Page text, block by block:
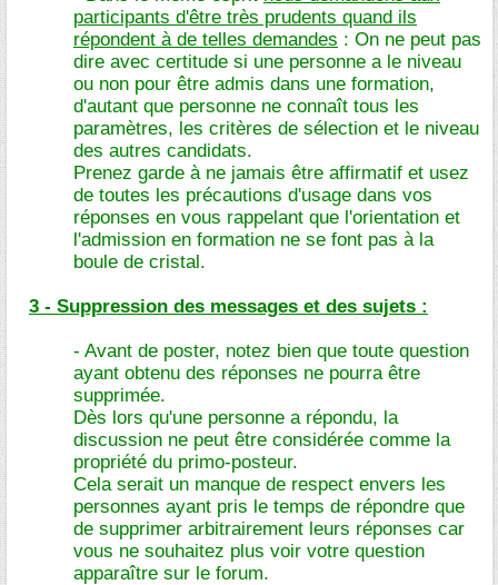
participants d'être très prudents quand ils
répondent à de telles demandes : On ne peut pas
dire avec certitude si une personne a le niveau
ou non pour être admis dans une formation,
d'autant que personne ne connaît tous les
paramètres, les critères de sélection et le niveau
des autres candidats.
Prenez garde à ne jamais être affirmatif et usez
de toutes les précautions d'usage dans vos
réponses en vous rappelant que l'orientation et
l'admission en formation ne se font pas à la
boule de cristal.
3 - Suppression des messages et des sujets :
- Avant de poster, notez bien que toute question
ayant obtenu des réponses ne pourra être
supprimée.
Dès lors qu'une personne a répondu, la
discussion ne peut être considérée comme la
propriété du primo-posteur.
Cela serait un manque de respect envers les
personnes ayant pris le temps de répondre que
de supprimer arbitrairement leurs réponses car
vous ne souhaitez plus voir votre question
apparaître sur le forum.